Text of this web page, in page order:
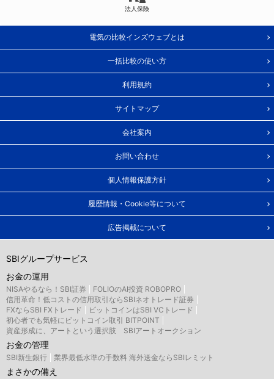
法人保険
電気の比較インズウェブとは
一括比較の使い方
利用規約
サイトマップ
会社案内
お問い合わせ
個人情報保護方針
履歴情報・Cookie等について
広告掲載について
SBIグループサービス
お金の運用
NISAやるなら！SBI証券
FOLIOのAI投資 ROBOPRO
信用革命！低コストの信用取引ならSBIネオトレード証券
FXならSBI FXトレード
ビットコインはSBI VCトレード
初心者でも気軽にビットコイン取引 BITPOINT
資産形成に、アートという選択肢 SBIアートオークション
お金の管理
SBI新生銀行 業界最低水準の手数料 海外送金ならSBIレミット
まさかの備え